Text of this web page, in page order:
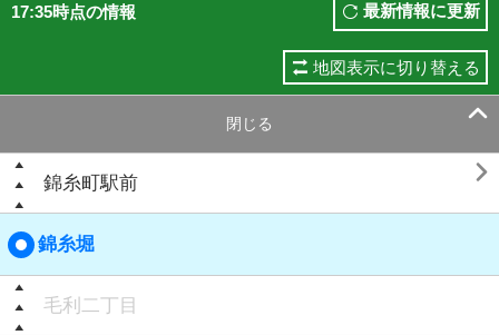
17:35時点の情報 最新情報に更新
地図表示に切り替える
閉じる 
錦糸町駅前 
錦糸堀
毛利二丁目